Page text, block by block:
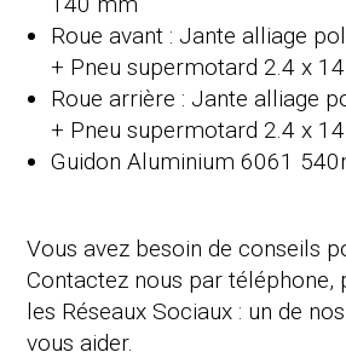
Roue avant : Jante alliage
+ Pneu supermotard 2.4 x 14
Roue arrière : Jante alliage
+ Pneu supermotard 2.4 x 14
Guidon Aluminium 6061
Vous avez besoin de conseils
Contactez nous par téléphone,
les Réseaux Sociaux : un de
vous aider.